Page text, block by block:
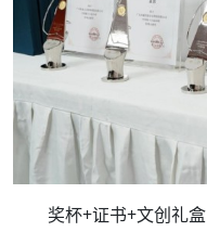
奖杯+证书+文创礼盒